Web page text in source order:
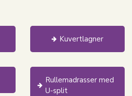
Kuvertlagner
Rullemadrasser med
U-split